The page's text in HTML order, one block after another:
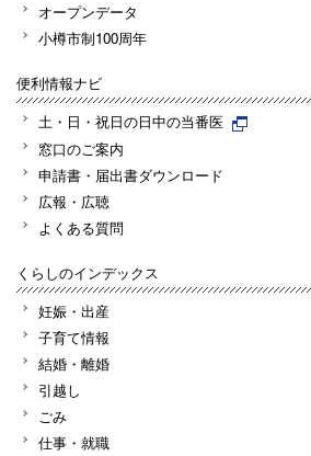
オープンデータ
小樽市制100周年
便利情報ナビ
土・日・祝日の日中の当番医
窓口のご案内
申請書・届出書ダウンロード
広報・広聴
よくある質問
くらしのインデックス
妊娠・出産
子育て情報
結婚・離婚
引越し
ごみ
仕事・就職